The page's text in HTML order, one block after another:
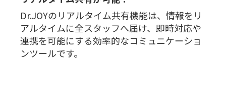
Dr.JOYのリアルタイム共有機能は、情報をリ
アルタイムに全スタッフへ届け、即時対応や
連携を可能にする効率的なコミュニケーショ
ンツールです。